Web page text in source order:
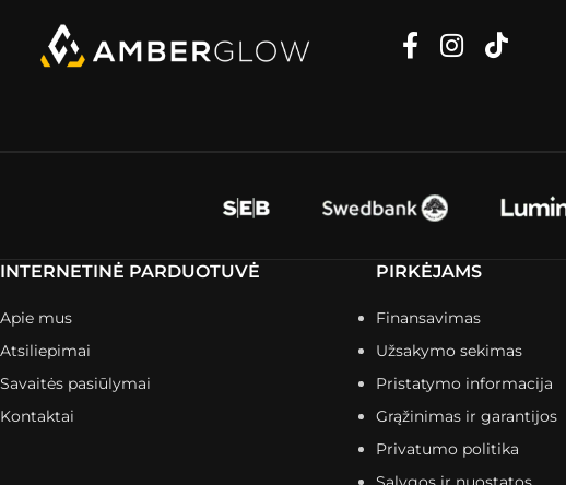
INTERNETINĖ PARDUOTUVĖ
Apie mus
Atsiliepimai
Savaitės pasiūlymai
Kontaktai
PIRKĖJAMS
Finansavimas
Užsakymo sekimas
Pristatymo informacija
Grąžinimas ir garantijos
Privatumo politika